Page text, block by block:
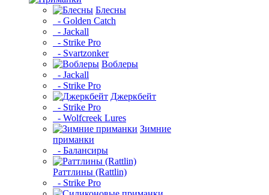
Блесны
- Golden Catch
- Jackall
- Strike Pro
- Svartzonker
Воблеры
- Jackall
- Strike Pro
Джеркбейт
- Strike Pro
- Wolfcreek Lures
Зимние
приманки
- Балансиры
Раттлины (Rattlin)
- Strike Pro